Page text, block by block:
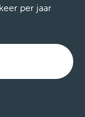
per jaar